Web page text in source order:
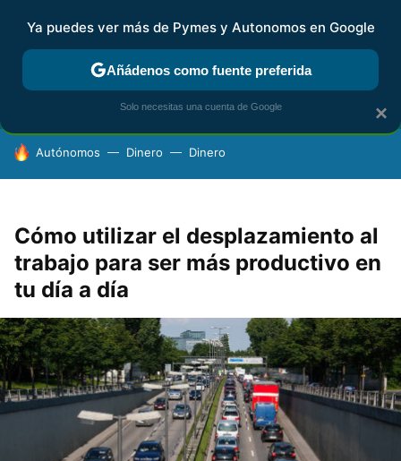
FISCALIDAD Y CONTABILIDAD KIT DIGITAL RENTA
HOY SE HABLA DE
Autónomos Dinero Dinero
Cómo utilizar el desplazamiento al
trabajo para ser más productivo en
tu día a día
×
Ya puedes ver más de Pymes y Autonomos en Google
Añádenos como fuente preferida
Solo necesitas una cuenta de Google